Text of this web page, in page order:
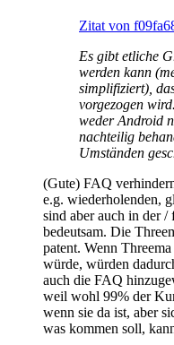
Zitat von
Es gibt etliche
werden kann
simplifiziert),
vorgezogen
weder Android
nachteilig
Umständen
(Gute) FAQ
e.g. wiederholenden,
sind aber auch in der
bedeutsam. Die
patent. Wenn
würde, würden
auch die FAQ
weil wohl 99% der
wenn sie da ist, aber
was kommen soll,